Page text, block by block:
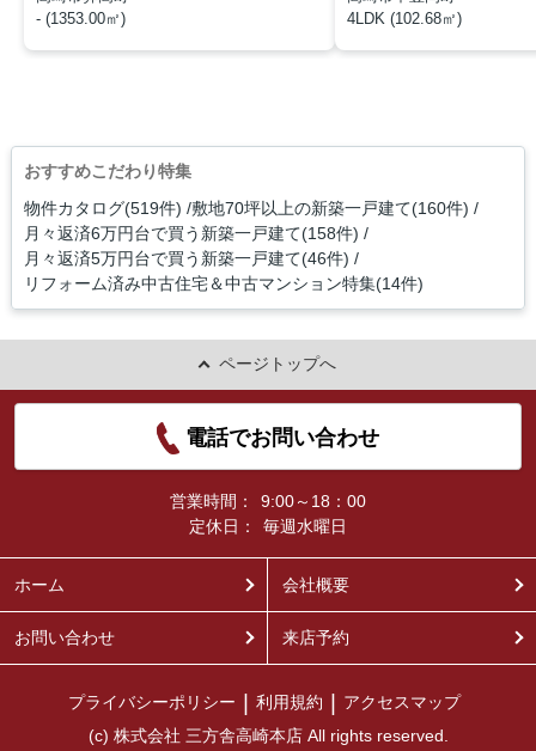
- (1353.00㎡)
4LDK (102.68㎡)
おすすめこだわり特集
物件カタログ(519件) 敷地70坪以上の新築一戸建て(160件)
月々返済6万円台で買う新築一戸建て(158件)
月々返済5万円台で買う新築一戸建て(46件)
リフォーム済み中古住宅＆中古マンション特集(14件)
ページトップへ
電話でお問い合わせ
営業時間：
9:00～18：00
定休日：
毎週水曜日
ホーム 会社概要
お問い合わせ 来店予約
プライバシーポリシー 利用規約
アクセスマップ
(c) 株式会社 三方舎高崎本店 All rights reserved.